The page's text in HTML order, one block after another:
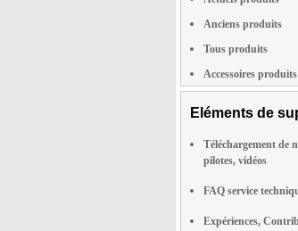
Anciens produits
Tous produits
Accessoires produits
Eléments de
Téléchargement de
pilotes, vidéos
FAQ service
Expériences,